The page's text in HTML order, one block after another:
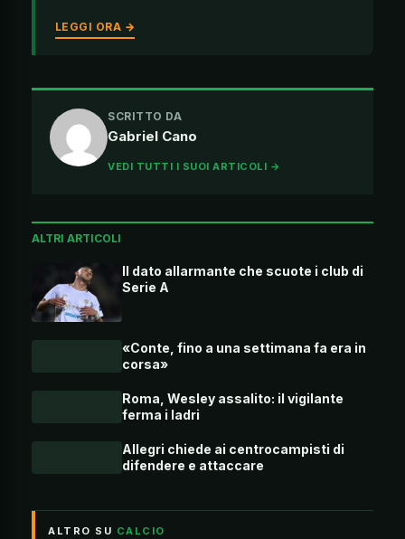
LEGGI ORA →
SCRITTO DA
Gabriel Cano
VEDI TUTTI I SUOI ARTICOLI →
ALTRI ARTICOLI
Il dato allarmante che scuote i club di
Serie A
«Conte, fino a una settimana fa era in
corsa»
Roma, Wesley assalito: il vigilante
ferma i ladri
Allegri chiede ai centrocampisti di
difendere e attaccare
ALTRO SU CALCIO